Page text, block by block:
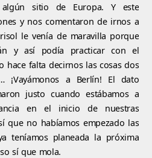
sitio de Europa. Y este
y nos comentaron de irnos a
le venía de maravilla porque
y así podía practicar con el
hace falta decirnos las cosas dos
¡Vayámonos a Berlín! El dato
justo cuando estábamos a
en el inicio de nuestras
que no habíamos empezado las
teníamos planeada la próxima
sí que mola.